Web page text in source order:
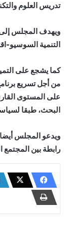
تدريس العلوم
ويهدف المجلس إلى
التنمية السوسيو-
كما يشجع على
من أجل تسريع
على المستوى
البحث، طبقا
ويدعو المجلس
رابطة بين المجتمع